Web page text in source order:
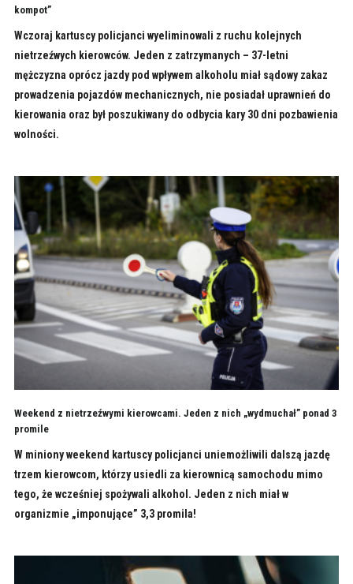
kompot”
Wczoraj kartuscy policjanci wyeliminowali z ruchu kolejnych
nietrzeźwych kierowców. Jeden z zatrzymanych – 37-letni
mężczyzna oprócz jazdy pod wpływem alkoholu miał sądowy zakaz
prowadzenia pojazdów mechanicznych, nie posiadał uprawnień do
kierowania oraz był poszukiwany do odbycia kary 30 dni pozbawienia
wolności.
Weekend z nietrzeźwymi kierowcami. Jeden z nich „wydmuchał” ponad 3
promile
W miniony weekend kartuscy policjanci uniemożliwili dalszą jazdę
trzem kierowcom, którzy usiedli za kierownicą samochodu mimo
tego, że wcześniej spożywali alkohol. Jeden z nich miał w
organizmie „imponujące” 3,3 promila!